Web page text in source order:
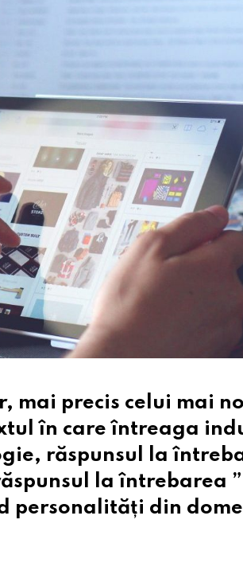
mai precis celui mai
în care întreaga
răspunsul la
la întrebarea ”
personalități din